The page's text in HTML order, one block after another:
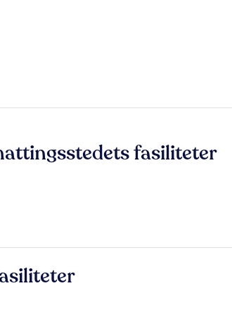
fasiliteter